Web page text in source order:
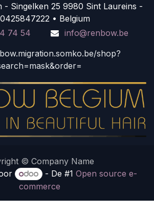
- Singelken 25 9980 Sint Laureins -
• Belgium
74 54
info@renbow.be
shop?
© Company Name
- De #1Open source e-
commerce